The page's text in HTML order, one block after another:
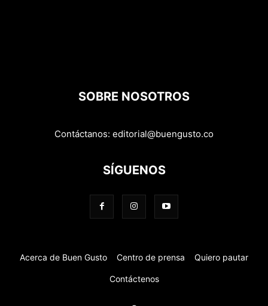
SOBRE NOSOTROS
Contáctanos: editorial@buengusto.co
SÍGUENOS
Acerca de Buen Gusto Centro de prensa Quiero pautar
Contáctenos